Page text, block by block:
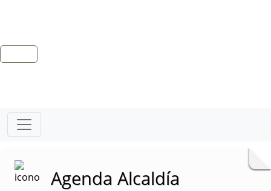
Agenda Alcaldía